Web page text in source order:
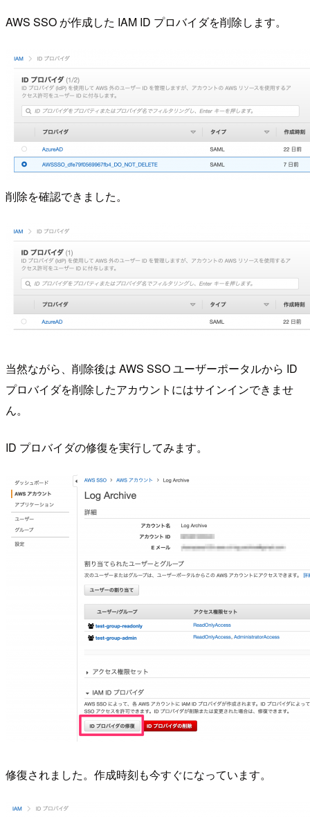
AWS SSO が作成した IAM ID プロバイダを削除します。
削除を確認できました。
当然ながら、削除後は AWS SSO ユーザーポータルから ID
プロバイダを削除したアカウントにはサインインできませ
ん。
ID プロバイダの修復を実行してみます。
修復されました。作成時刻も今すぐになっています。